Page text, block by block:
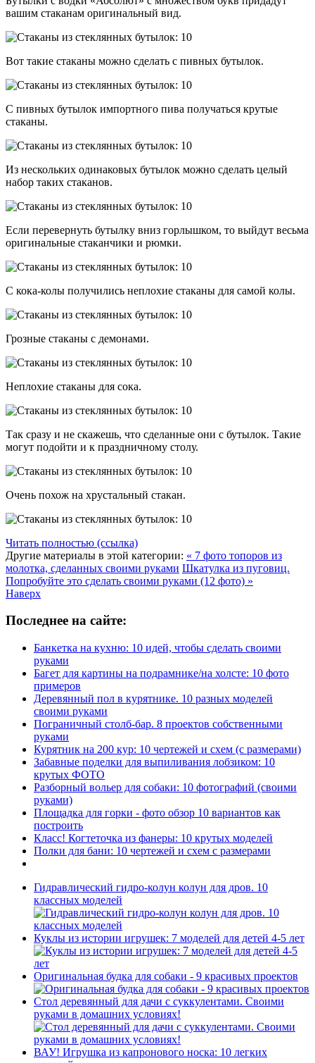
вашим стаканам оригинальный вид.
Вот такие стаканы можно сделать с пивных бутылок.
С пивных бутылок импортного пива получаться крутые
стаканы.
Из нескольких одинаковых бутылок можно сделать целый
набор таких стаканов.
Если перевернуть бутылку вниз горлышком, то выйдут весьма
оригинальные стаканчики и рюмки.
С кока-колы получились неплохие стаканы для самой колы.
Грозные стаканы с демонами.
Неплохие стаканы для сока.
Так сразу и не скажешь, что сделанные они с бутылок. Такие
могут подойти и к праздничному столу.
Очень похож на хрустальный стакан.
Читать полностью (ссылка)
Другие материалы в этой категории: « 7 фото топоров из
молотка, сделанных своими руками Шкатулка из пуговиц.
Попробуйте это сделать своими руками (12 фото) »
Наверх
Последнее на сайте:
Банкетка на кухню: 10 идей, чтобы сделать своими
руками
Багет для картины на подрамнике/на холсте: 10 фото
примеров
Деревянный пол в курятнике. 10 разных моделей
своими руками
Пограничный столб-бар. 8 проектов собственными
руками
Курятник на 200 кур: 10 чертежей и схем (с размерами)
Забавные поделки для выпиливания лобзиком: 10
крутых ФОТО
Разборный вольер для собаки: 10 фотографий (своими
руками)
Площадка для горки - фото обзор 10 вариантов как
построить
Класс! Когтеточка из фанеры: 10 крутых моделей
Полки для бани: 10 чертежей и схем с размерами
Гидравлический гидро-колун колун для дров. 10
классных моделей
Куклы из истории игрушек: 7 моделей для детей 4-5 лет
Оригинальная будка для собаки - 9 красивых проектов
Стол деревянный для дачи с суккулентами. Своими
руками в домашних условиях!
ВАУ! Игрушка из капронового носка: 10 легких